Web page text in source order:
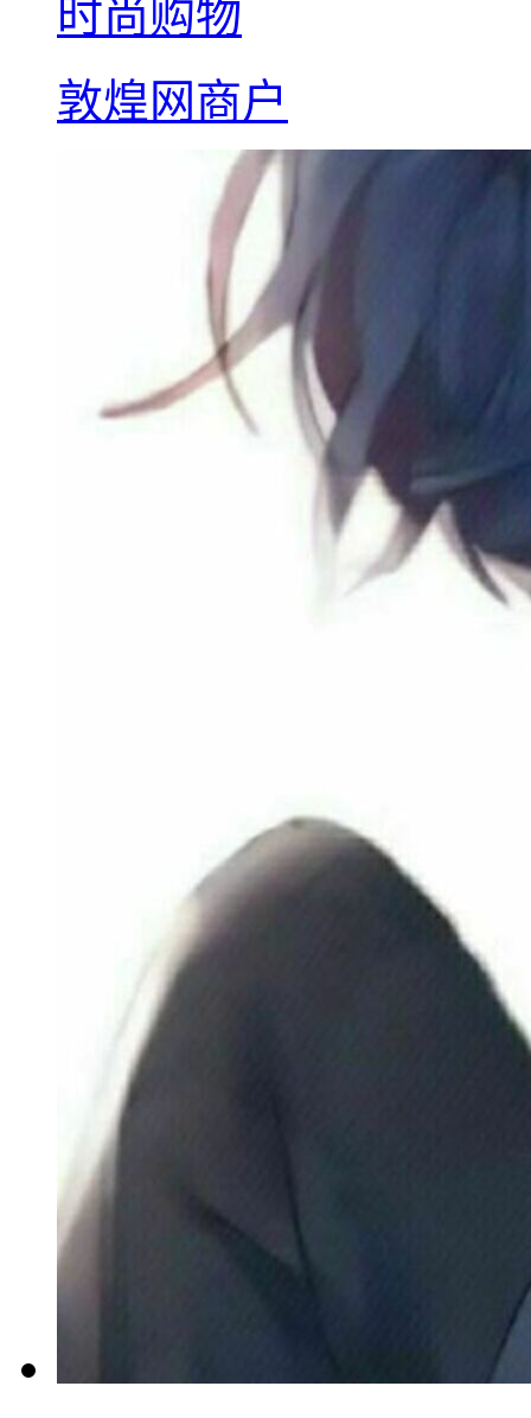
时尚购物
敦煌网商户